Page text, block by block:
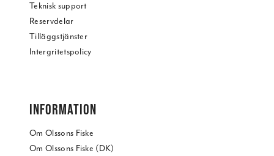
Teknisk support
Reservdelar
Tilläggstjänster
Intergritetspolicy
INFORMATION
Om Olssons Fiske
Om Olssons Fiske (DK)